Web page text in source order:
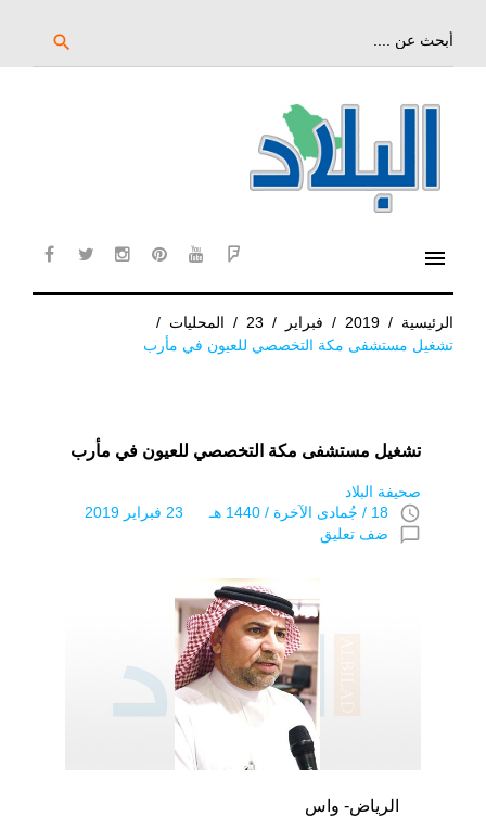
search
menu
الرئيسية /
2019
/ فبراير /
23
/ المحليات /
تشغيل مستشفى مكة التخصصي للعيون في مأرب
تشغيل مستشفى مكة التخصصي للعيون في مأرب
صحيفة البلاد
access_time 18 / جُمادى اﻵخرة / 1440 هـ 23 فبراير 2019
chat_bubble_outline ضف تعليق
الرياض- واس